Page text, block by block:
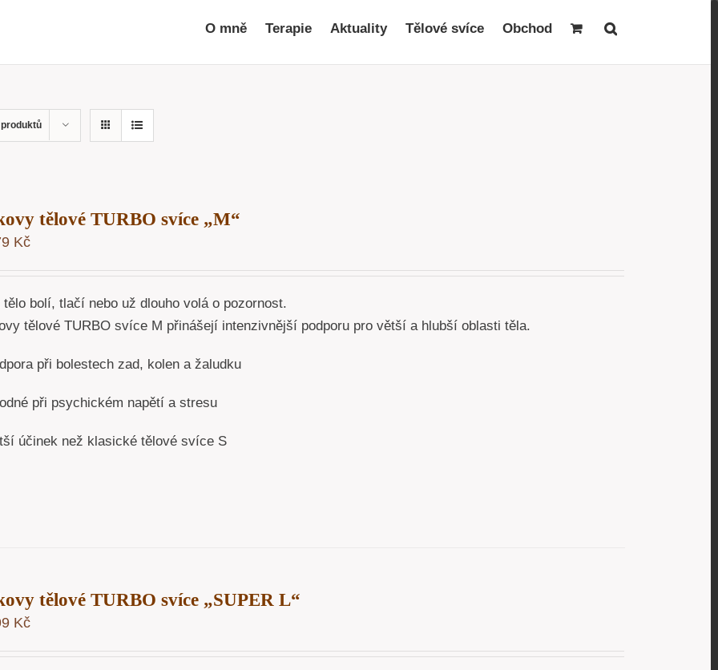
O mně Terapie Aktuality Tělové svíce Obchod
tělové TURBO svíce „M“
Kč
tělo bolí, tlačí nebo už dlouho volá o pozornost.
tělové TURBO svíce M přinášejí intenzivnější podporu pro větší a hlubší oblasti těla.
při bolestech zad, kolen a žaludku
při psychickém napětí a stresu
účinek než klasické tělové svíce S
tělové TURBO svíce „SUPER L“
Kč